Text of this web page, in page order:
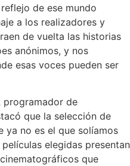
de ese mundo
a los realizadores y
de vuelta las historias
anónimos, y nos
esas voces pueden ser
programador de
que la selección de
ya no es el que solíamos
elegidas presentan
que